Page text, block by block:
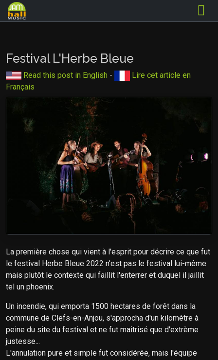
Festival L'Herbe Bleue
Read this post in English -
Lire cet article en
Français
La première chose qui vient à l'esprit pour décrire ce que fut
le festival Herbe Bleue 2022 n'est pas le festival lui-même
mais plutôt le contexte qui faillit l'enterrer et duquel il jaillit
tel un phoenix.
Un incendie, qui emporta 1500 hectares de forêt dans la
commune de Clefs-en-Anjou, s'approcha d'un kilomètre à
peine du site du festival et ne fut maîtrisé que d'extrème
justesse...
L'annulation pure et simple fut considérée, mais l'équipe